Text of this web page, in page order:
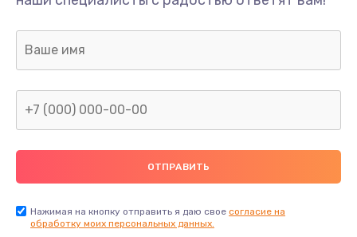
Нажимая на кнопку отправить я даю свое согласие на
обработку моих персональных данных.